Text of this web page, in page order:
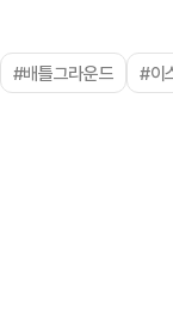
#배틀그라운드 #이